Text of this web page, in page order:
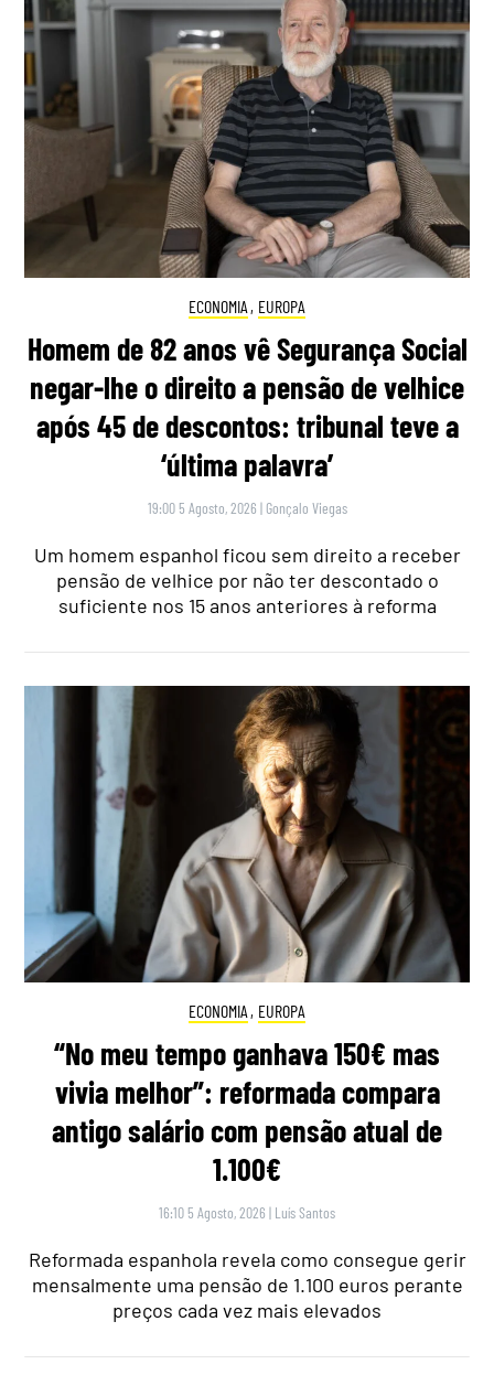
ECONOMIA , EUROPA
Homem de 82 anos vê Segurança Social
negar-lhe o direito a pensão de velhice
após 45 de descontos: tribunal teve a
‘última palavra’
19:00 5 Agosto, 2026 | Gonçalo Viegas
Um homem espanhol ficou sem direito a receber
pensão de velhice por não ter descontado o
suficiente nos 15 anos anteriores à reforma
ECONOMIA , EUROPA
“No meu tempo ganhava 150€ mas
vivia melhor”: reformada compara
antigo salário com pensão atual de
1.100€
16:10 5 Agosto, 2026 | Luís Santos
Reformada espanhola revela como consegue gerir
mensalmente uma pensão de 1.100 euros perante
preços cada vez mais elevados